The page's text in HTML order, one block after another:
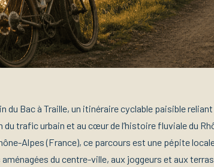
du Bac à Traille, un itinéraire cyclable paisible
trafic urbain et au cœur de l’histoire fluviale du
Alpes (France), ce parcours est une pépite
du centre-ville, aux joggeurs et aux